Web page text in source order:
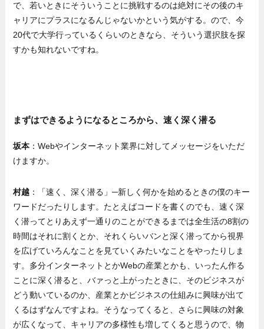
で、若いときにそういうことに挑戦するのは絶対にその後のキ
ャリアにプラスになるんじゃないかという気がする。ので、今
20代で大学行っているくらいのときなら、そういう選択肢を探
すかも知れないですね。
まずはできるようになるところから、速く深く潜る
坂本 ：Webやインターネット業界に対してメッセージをいただ
けますか。
村越 ：「速く、深く潜る」─新しく何かを始めるときの僕のキー
ワードだったりします。たとえばコードを書くのでも、速く深
く潜ってとりあえず一通りのことができるまでは全生活の8割の
時間はそれに割くとか、それくらいバンと深く潜ってから視界
を広げていろんなことを見ていくみたいなことをやったりしま
す。多分インターネットとかWebの産業とかも、いったん作る
ことに深く潜ると、バァっと上がったときに、そのビジネスが
どう動いているのか、産業とかビジネスの仕組みに興味が出て
くるはずなんですよね。そうなってくると、さらに興味の対象
が広くなって、キャリアの多様性も増してくると思うので、物